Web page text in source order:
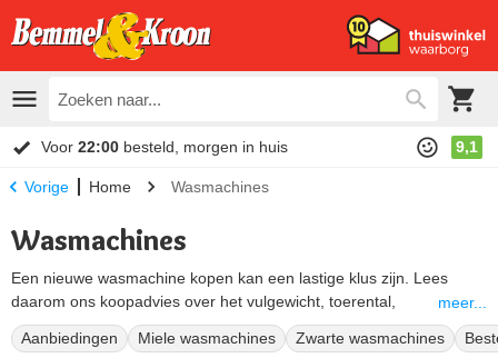
Voor 22:00 besteld, morgen in huis 9,1
Vorige Home Wasmachines
Wasmachines
Een nieuwe wasmachine kopen kan een lastige klus zijn. Lees
daarom ons koopadvies over het vulgewicht, toerental,
geluidsniveau en de energiezuinigheid onderaan deze pagina. Ook
de topmerkenMiele,Bosch,AEG,Samsungen Siemenskomen
meer...
Aanbiedingen Miele wasmachines Zwarte wasmachines